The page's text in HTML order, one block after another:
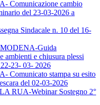
Comunicazione cambio
del 23-03-2026 a
Sindacale n. 10 del 16-
Guida
ambienti e chiusura plessi
23- 03- 2026
Comunicato stampa su esito
del 02-03-2026
RUA-Webinar Sostegno 2°